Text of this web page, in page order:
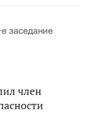
заседание
член